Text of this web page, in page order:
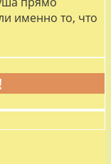
именно то, что